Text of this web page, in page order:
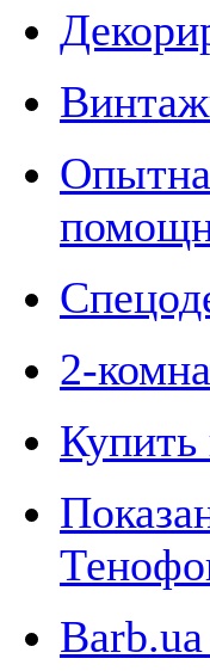
2-
Купить